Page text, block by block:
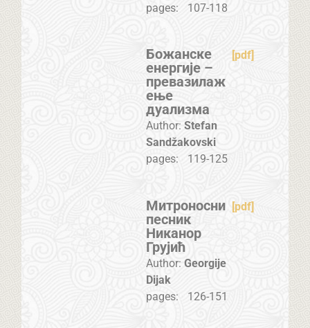
pages:
107-118
Божанске
енергије –
превазилаж
ење
дуализма
[pdf]
Author: Stefan
Sandžakovski
pages:
119-125
Митроносни
песник
Никанор
Грујић
[pdf]
Author: Georgije
Dijak
pages:
126-151